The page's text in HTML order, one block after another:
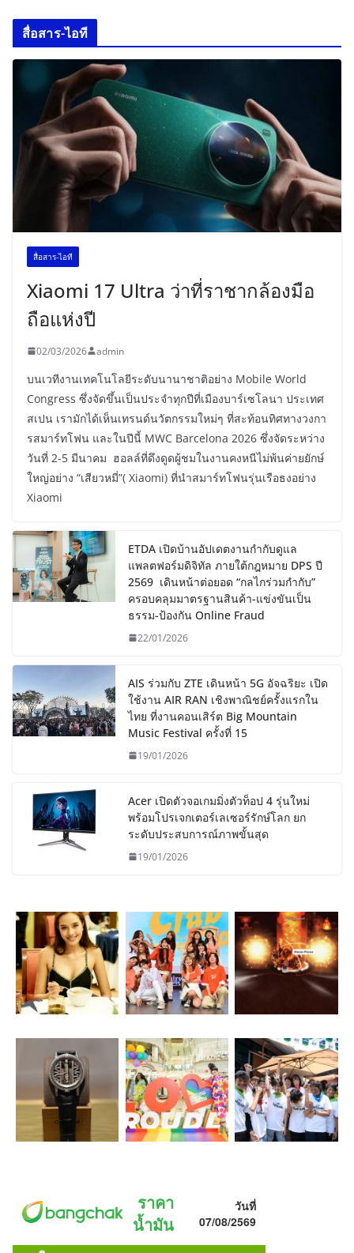
สื่อสาร-ไอที
สื่อสาร-ไอที
Xiaomi 17 Ultra ว่าที่ราชากล้องมือ
ถือแห่งปี
02/03/2026 admin
บนเวทีงานเทคโนโลยีระดับนานาชาติอย่าง Mobile World
Congress ซึ่งจัดขึ้นเป็นประจำทุกปีที่เมืองบาร์เซโลนา ประเทศ
สเปน เรามักได้เห็นเทรนด์นวัตกรรมใหม่ๆ ที่สะท้อนทิศทางวงกา
รสมาร์ทโฟน และในปีนี้ MWC Barcelona 2026 ซึ่งจัดระหว่าง
วันที่ 2-5 มีนาคม ฮอลล์ที่ดึงดูดผู้ชมในงานคงหนีไม่พ้นค่ายยักษ์
ใหญ่อย่าง “เสียวหมี่”( Xiaomi) ที่นำสมาร์ทโฟนรุ่นเรือธงอย่าง
Xiaomi
ETDA เปิดบ้านอัปเดตงานกำกับดูแล
แพลตฟอร์มดิจิทัล ภายใต้กฎหมาย DPS ปี
2569 เดินหน้าต่อยอด “กลไกร่วมกำกับ”
ครอบคลุมมาตรฐานสินค้า-แข่งขันเป็น
ธรรม-ป้องกัน Online Fraud
22/01/2026
AIS ร่วมกับ ZTE เดินหน้า 5G อัจฉริยะ เปิด
ใช้งาน AIR RAN เชิงพาณิชย์ครั้งแรกใน
ไทย ที่งานคอนเสิร์ต Big Mountain
Music Festival ครั้งที่ 15
19/01/2026
Acer เปิดตัวจอเกมมิ่งตัวท็อป 4 รุ่นใหม่
พร้อมโปรเจกเตอร์เลเซอร์รักษ์โลก ยก
ระดับประสบการณ์ภาพขั้นสุด
19/01/2026